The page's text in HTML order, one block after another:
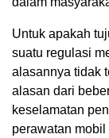
Untuk apakah
suatu regulasi
alasannya tidak
alasan dari
keselamatan
perawatan